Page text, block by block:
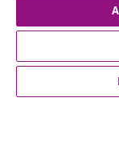
Service Clients